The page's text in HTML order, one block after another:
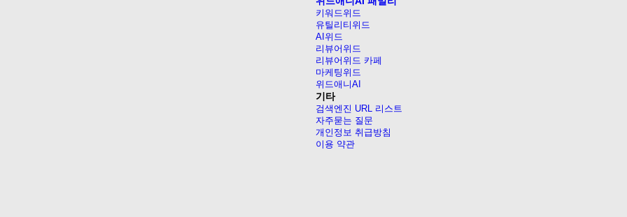
키워드위드
유틸리티위드
AI위드
리뷰어위드
리뷰어위드 카페
마케팅위드
위드애니AI
기타
검색엔진 URL 리스트
자주묻는 질문
개인정보 취급방침
이용 약관